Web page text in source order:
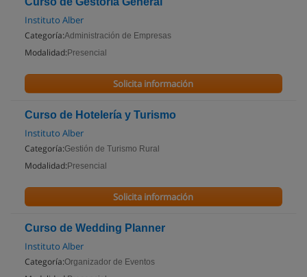
Instituto Alber
Categoría:Administración de Empresas
Modalidad: Presencial
Solicita información
Curso de Hotelería y Turismo
Instituto Alber
Categoría:Gestión de Turismo Rural
Modalidad: Presencial
Solicita información
Curso de Wedding Planner
Instituto Alber
Categoría:Organizador de Eventos